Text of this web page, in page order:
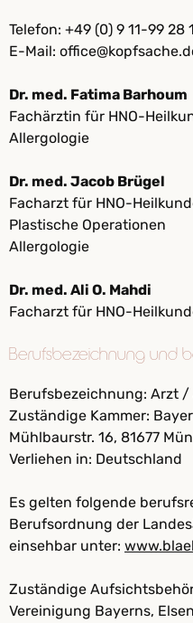
Telefon: +49 (0) 9 11-99 28
E-Mail:
Dr. med. Fatima Barhoum
Fachärztin für HNO-
Allergologie
Dr. med. Jacob Brügel
Facharzt für HNO-
Plastische Operationen
Allergologie
Dr. med. Ali O. Mahdi
Facharzt für HNO-
Berufsbezeichnung und
Berufsbezeichnung: Arzt /
Zuständige Kammer:
Mühlbaurstr. 16, 81677
Verliehen in: Deutschland
Es gelten folgende
Berufsordnung der
einsehbar unter:
Zuständige
Vereinigung Bayerns,